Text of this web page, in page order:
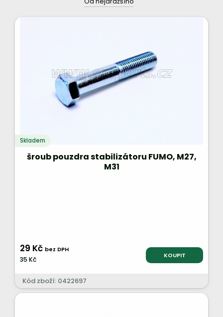
Skladem
šroub pouzdra stabilizátoru FUMO, M27,
M31
29 Kč bez DPH
35 Kč KOUPIT
Kód zboží: 0422697